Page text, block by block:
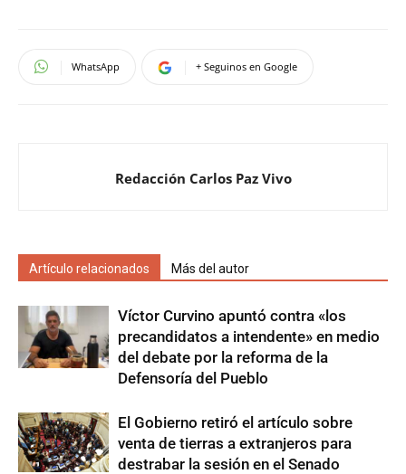
WhatsApp + Seguinos en Google
Redacción Carlos Paz Vivo
Artículo relacionados Más del autor
Víctor Curvino apuntó contra «los
precandidatos a intendente» en medio
del debate por la reforma de la
Defensoría del Pueblo
El Gobierno retiró el artículo sobre
venta de tierras a extranjeros para
destrabar la sesión en el Senado